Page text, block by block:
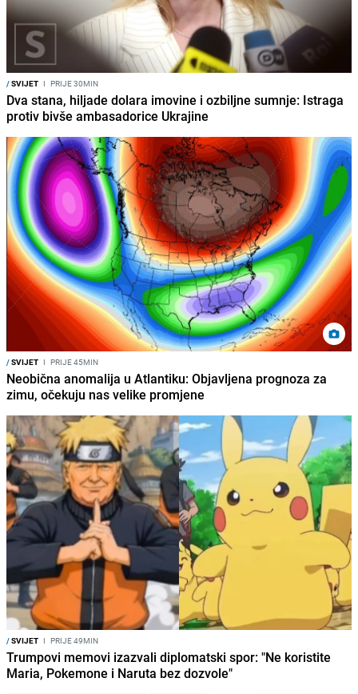
/SVIJET I PRIJE 30MIN
Dva stana, hiljade dolara imovine i ozbiljne sumnje: Istraga
protiv bivše ambasadorice Ukrajine
/SVIJET I PRIJE 45MIN
Neobična anomalija u Atlantiku: Objavljena prognoza za
zimu, očekuju nas velike promjene
/SVIJET I PRIJE 49MIN
Trumpovi memovi izazvali diplomatski spor: "Ne koristite
Maria, Pokemone i Naruta bez dozvole"